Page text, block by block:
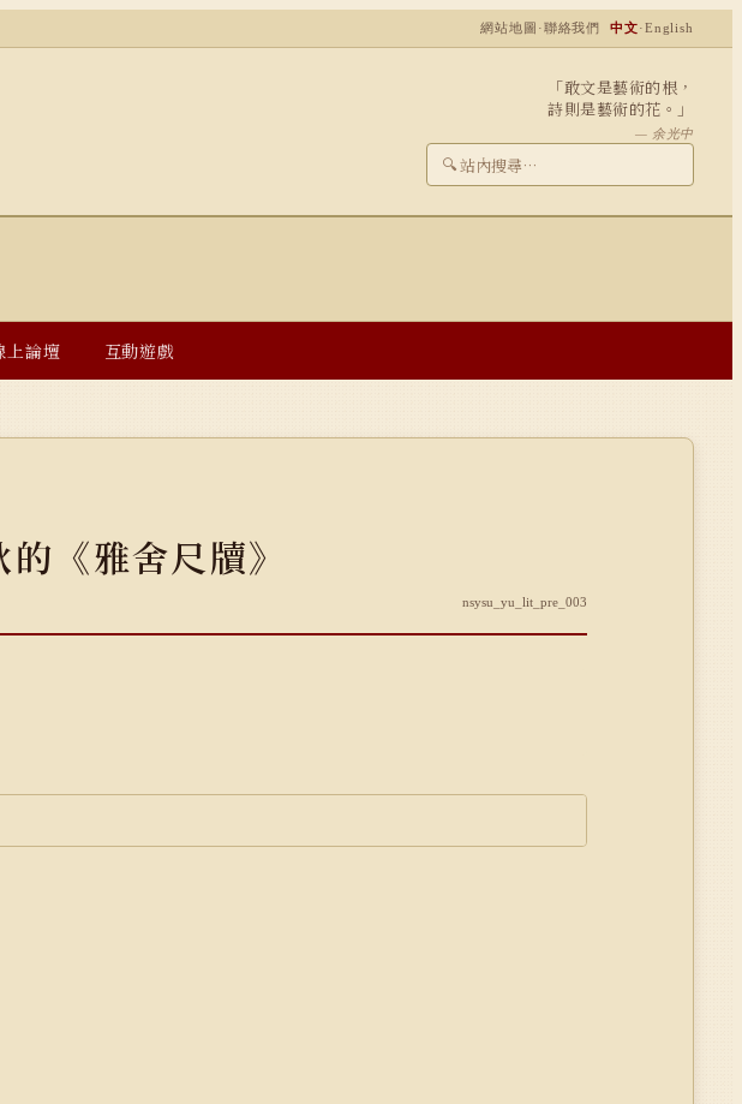
網站地圖 ·聯絡我們 中文·English
「敢文是藝術的根，
詩則是藝術的花。」
— 余光中
🔍
上論壇 互動遊戲
《雅舍尺牘》
nsysu_yu_lit_pre_003